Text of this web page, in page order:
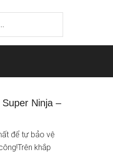
Ninja –
để tự bảo vệ
khắp